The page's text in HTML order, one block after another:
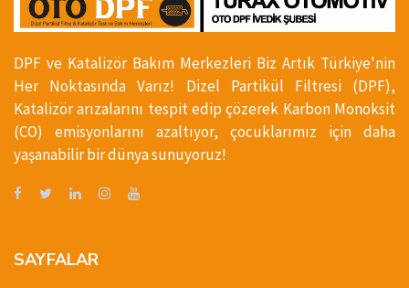
DPF ve Katalizör Bakım Merkezleri Biz Artık Türkiye'nin
Her Noktasında Varız! Dizel Partikül Filtresi (DPF),
Katalizör arızalarını tespit edip çözerek Karbon Monoksit
(CO) emisyonlarını azaltıyor, çocuklarımız için daha
yaşanabilir bir dünya sunuyoruz!
SAYFALAR